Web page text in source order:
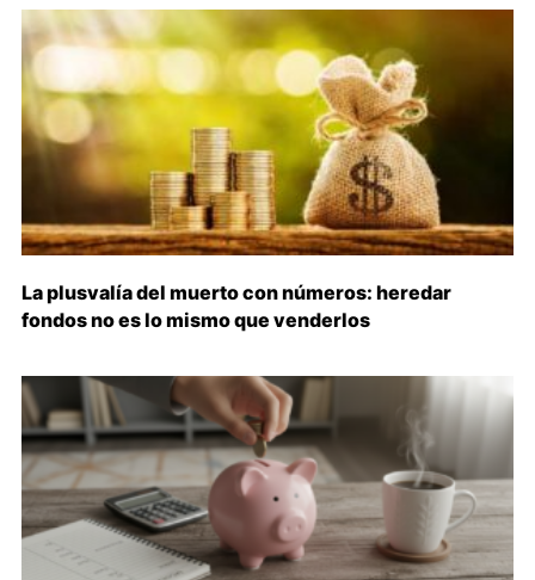
La plusvalía del muerto con números: heredar
fondos no es lo mismo que venderlos